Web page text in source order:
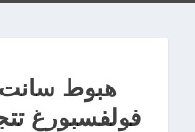
هبوط سانت
فولفسبورغ